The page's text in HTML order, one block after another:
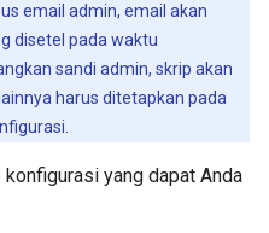
email admin, email akan
disetel pada waktu
sandi admin, skrip akan
harus ditetapkan pada
yang dapat Anda